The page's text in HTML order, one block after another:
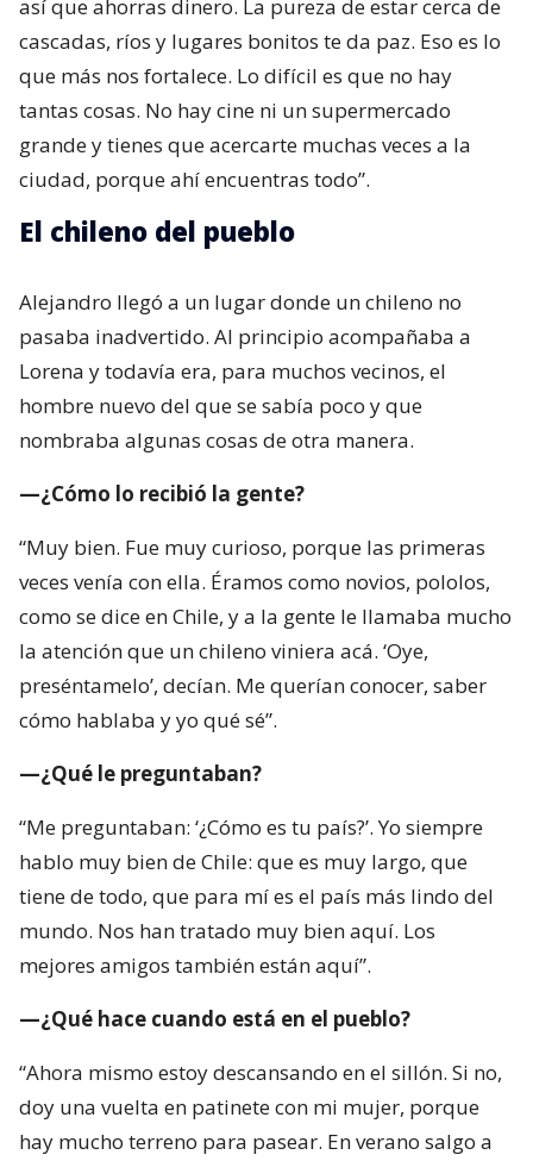
así que ahorras dinero. La pureza de estar cerca de
cascadas, ríos y lugares bonitos te da paz. Eso es lo
que más nos fortalece. Lo difícil es que no hay
tantas cosas. No hay cine ni un supermercado
grande y tienes que acercarte muchas veces a la
ciudad, porque ahí encuentras todo”.
El chileno del pueblo
Alejandro llegó a un lugar donde un chileno no
pasaba inadvertido. Al principio acompañaba a
Lorena y todavía era, para muchos vecinos, el
hombre nuevo del que se sabía poco y que
nombraba algunas cosas de otra manera.
—¿Cómo lo recibió la gente?
“Muy bien. Fue muy curioso, porque las primeras
veces venía con ella. Éramos como novios, pololos,
como se dice en Chile, y a la gente le llamaba mucho
la atención que un chileno viniera acá. ‘Oye,
preséntamelo’, decían. Me querían conocer, saber
cómo hablaba y yo qué sé”.
—¿Qué le preguntaban?
“Me preguntaban: ‘¿Cómo es tu país?’. Yo siempre
hablo muy bien de Chile: que es muy largo, que
tiene de todo, que para mí es el país más lindo del
mundo. Nos han tratado muy bien aquí. Los
mejores amigos también están aquí”.
—¿Qué hace cuando está en el pueblo?
“Ahora mismo estoy descansando en el sillón. Si no,
doy una vuelta en patinete con mi mujer, porque
hay mucho terreno para pasear. En verano salgo a